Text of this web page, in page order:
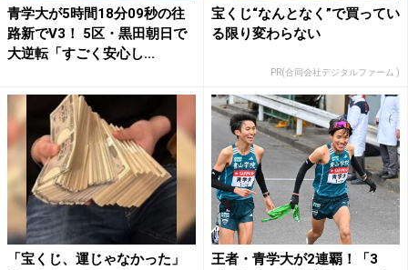
青学大が5時間18分09秒の往
路新でV3！ 5区・黒田朝日で
大逆転「すごく安心し...
宝くじ“なんとなく”で買ってい
る限り変わらない
PR(合同会社デジタルファーム )
「宝くじ、運じゃなかった」
王者・青学大が2連覇！「3